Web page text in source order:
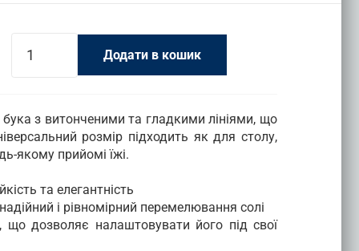
для
Buyer
S330.140202
Додати в кошик
бука з витонченими та гладкими лініями, що
розмір підходить як для столу,
якому прийомі їжі.
та елегантність
і рівномірний перемелювання солі
дозволяє налаштовувати його під свої